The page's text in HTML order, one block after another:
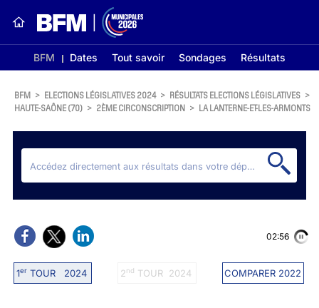
BFM Dates Tout savoir Sondages Résultats
BFM > ELECTIONS LÉGISLATIVES 2024 > RÉSULTATS ELECTIONS LÉGISLATIVES >
HAUTE-SAÔNE (70) > 2ÈME CIRCONSCRIPTION > LA LANTERNE-ET-LES-ARMONTS
1erTOUR 2024 2nd TOUR 2024 COMPARER 2022
02:56